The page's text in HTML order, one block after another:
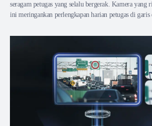
seragam petugas yang selalu bergerak. Kamera yang
ini meringankan perlengkapan harian petugas di garis